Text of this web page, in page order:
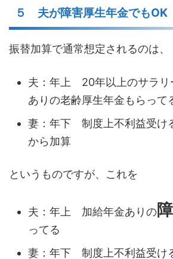
５ 夫が障害厚生年金でもOK
振替加算で通常想定されるのは、
夫：年上 20年以上のサラ
ありの老齢厚生年金もらって
妻：年下 制度上不利益受
から加算
というものですが、これを
夫：年上 加給年金ありの
ってる
妻：年下 制度上不利益受